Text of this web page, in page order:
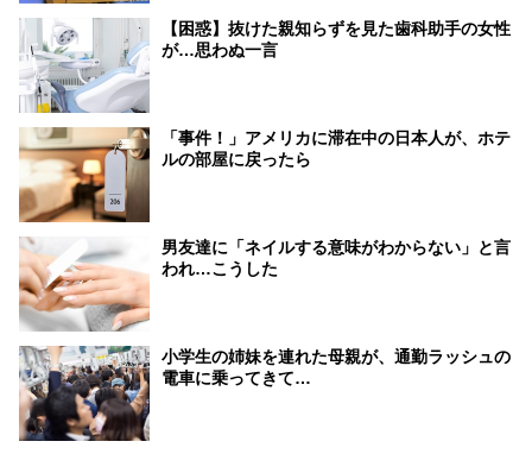
【困惑】抜けた親知らずを見た歯科助手の女性
が…思わぬ一言
「事件！」アメリカに滞在中の日本人が、ホテ
ルの部屋に戻ったら
男友達に「ネイルする意味がわからない」と言
われ…こうした
小学生の姉妹を連れた母親が、通勤ラッシュの
電車に乗ってきて…